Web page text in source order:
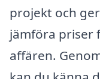
projekt och
jämföra priser
affären.